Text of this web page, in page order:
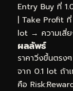
Entry Buy ที่
| Take Profit
lot → ความเสี่ย
ผลลัพธ์
ราคาวิ่งขึ้นตรง
จาก 0.1 lot ถ้า
คือ